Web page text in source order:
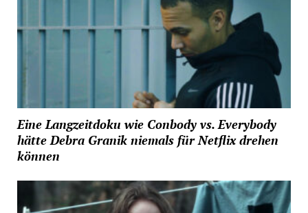
Eine Langzeitdoku wie Conbody vs. Everybody
hätte Debra Granik niemals für Netflix drehen
können